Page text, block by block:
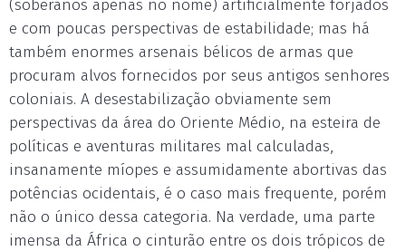
(soberanos apenas no nome) artificialmente forjados
e com poucas perspectivas de estabilidade; mas há
também enormes arsenais bélicos de armas que
procuram alvos fornecidos por seus antigos senhores
coloniais. A desestabilização obviamente sem
perspectivas da área do Oriente Médio, na esteira de
políticas e aventuras militares mal calculadas,
insanamente míopes e assumidamente abortivas das
potências ocidentais, é o caso mais frequente, porém
não o único dessa categoria. Na verdade, uma parte
imensa da África o cinturão entre os dois trópicos de